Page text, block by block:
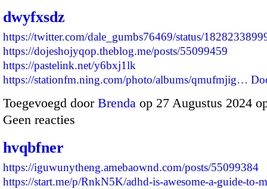
dwyfxsdz
https://twitter.com/dale_gumbs76469/status/
https://dojeshojyqop.theblog.me/posts/55099459
https://pastelink.net/y6bxj1lk
https://stationfm.ning.com/photo/albums/qmufmjig…
Toegevoegd door Brenda op 27 Augustus 2024
Geen reacties
hvqbfner
https://iguwunytheng.amebaownd.com/posts/55099384
https://start.me/p/RnkN5K/adhd-is-awesome-a-guide-to-